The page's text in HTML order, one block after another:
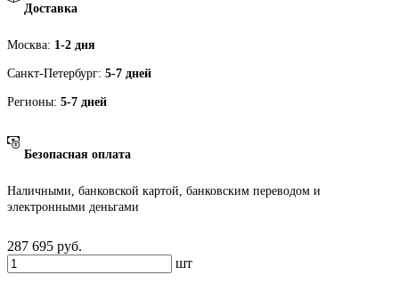
Доставка
Москва: 1-2 дня
Санкт-Петербург: 5-7 дней
Регионы: 5-7 дней
Безопасная оплата
Наличными, банковской картой, банковским переводом и
электронными деньгами
287 695 руб.
шт